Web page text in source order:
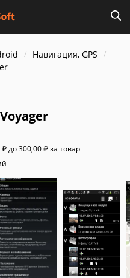
Навигация, GPS
до 300,00 ₽ за товар